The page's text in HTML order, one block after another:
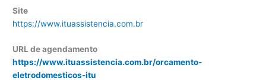
Site
https://www.ituassistencia.com.br
URL de agendamento
https://www.ituassistencia.com.br/orcamento-
eletrodomesticos-itu